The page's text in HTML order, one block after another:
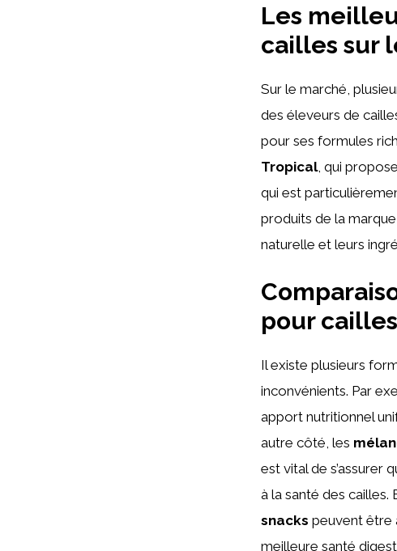
Les
cailles sur
Sur le marché,
des éleveurs de
pour ses formules
Tropical, qui
qui est
produits de la marque
naturelle et leurs
pour cailles
Il existe plusieurs
inconvénients. Par
apport nutritionnel
autre côté, les
est vital de s’assurer
à la santé des
snacks peuvent être
meilleure santé